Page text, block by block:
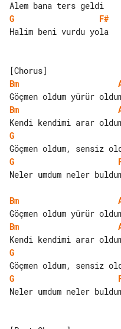
G
F#
Halim beni vurdu yola
Bm
Bm
G
G
Neler umdum neler
Bm
Bm
G
G
Neler umdum neler